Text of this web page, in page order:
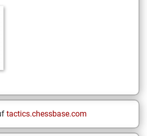
tactics.chessbase.com